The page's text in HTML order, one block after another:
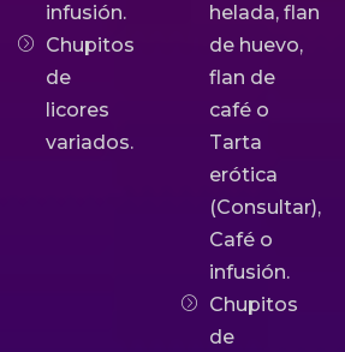
infusión.
Chupitos
de
licores
variados.
helada, flan
de huevo,
flan de
café o
Tarta
erótica
(Consultar),
Café o
infusión.
Chupitos
de